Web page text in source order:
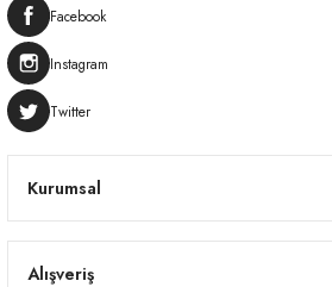
Kurumsal
Alışveriş
Facebook
Instagram
Twitter